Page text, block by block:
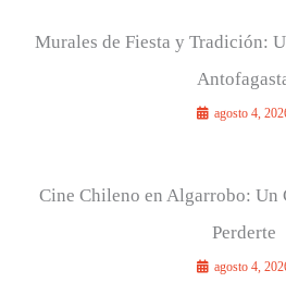
Murales de Fiesta y Tradición:
agosto 4,
Cine Chileno en Algarrobo: Un
Perderte
agosto 4,